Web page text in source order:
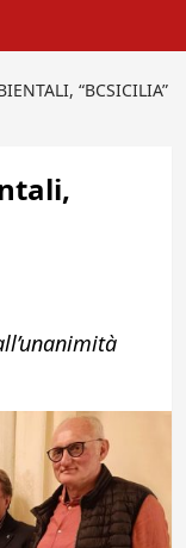
“BCSICILIA”